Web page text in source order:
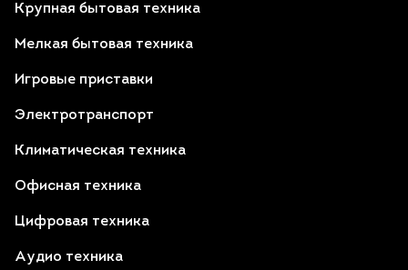
Крупная бытовая техника
Мелкая бытовая техника
Игровые приставки
Электротранспорт
Климатическая техника
Офисная техника
Цифровая техника
Аудио техника